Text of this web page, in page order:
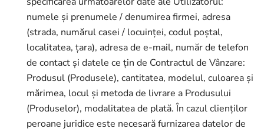
numele și prenumele / denumirea firmei, adresa
(strada, numărul casei / locuinței, codul poștal,
localitatea, țara), adresa de e-mail, număr de telefon
de contact şi datele ce țin de Contractul de Vânzare:
Produsul (Produsele), cantitatea, modelul, culoarea şi
mărimea, locul şi metoda de livrare a Produsului
(Produselor), modalitatea de plată. În cazul clienților
peroane juridice este necesară furnizarea datelor de